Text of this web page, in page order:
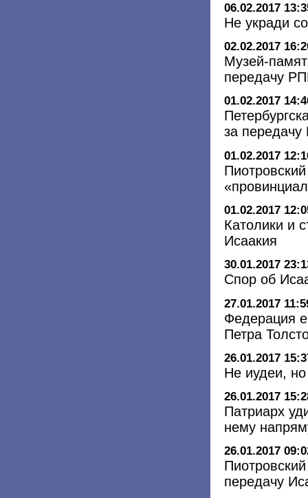
06.02.2017
Не укради
02.02.2017
Музей-
передачу
01.02.2017
за
01.02.2017
01.02.2017
Католики и
Исаакия
30.01.2017
Спор об
27.01.2017
Федерация
Петра
26.01.2017
Не иудеи,
26.01.2017
Патриарх
нему
26.01.2017
передачу